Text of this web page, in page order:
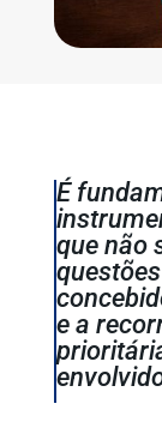
É
que não
e a